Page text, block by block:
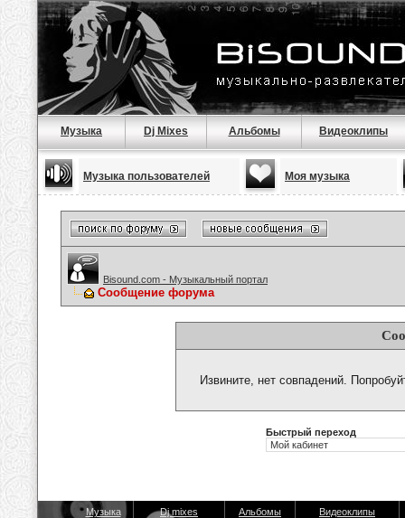
Музыка Dj Mixes Альбомы Видеоклипы
Музыка пользователей Моя музыка
Bisound.com - Музыкальный портал
Сообщение форума
Извините, нет совпадений.
Быстрый переход
Музыка Dj mixes Альбомы Видеоклипы